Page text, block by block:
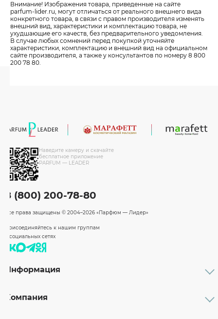
Внимание! Изображения товара, приведенные на сайте
parfum-lider.ru, могут отличаться от реального внешнего вида
конкретного товара, в связи с правом производителя изменять
внешний вид, характеристики и комплектацию товара, не
ухудшающие его качеств, без предварительного уведомления.
В случае любых сомнений перед покупкой уточняйте
характеристики, комплектацию и внешний вид на официальном
сайте производителя, а также у консультантов по номеру 8 800
200 78 80.
Наведите камеру и скачайте
бесплатное приложение
PARFUM — LEADER
8 (800) 200-78-80
Все права защищены © 2004–2026 «Парфюм — Лидер»
Присоединяйтесь к нашим группам
в социальных сетях
Информация
Бренды
Компания